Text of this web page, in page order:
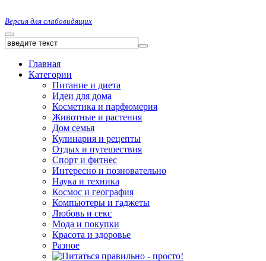
Версия для слабовидящих
Главная
Категории
Питание и диета
Идеи для дома
Косметика и парфюмерия
Животные и растения
Дом семья
Кулинария и рецепты
Отдых и путешествия
Спорт и фитнес
Интересно и позновательно
Наука и техника
Космос и география
Компьютеры и гаджеты
Любовь и секс
Мода и покупки
Красота и здоровье
Разное